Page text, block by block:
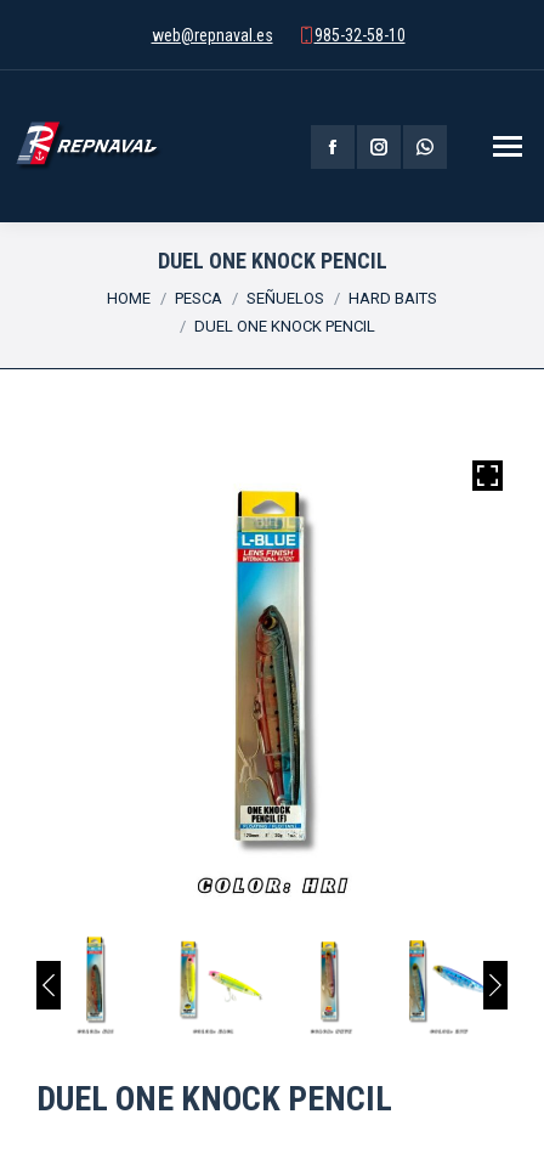
web@repnaval.es 985-32-58-10
Facebook
opens
in
Instagram
opens
in
Whatsapp
in
DUEL ONE KNOCK PENCIL
You are here:
HOME PESCA SEÑUELOS
HARD BAITS
DUEL ONE KNOCK PENCIL
DUEL ONE KNOCK PENCIL